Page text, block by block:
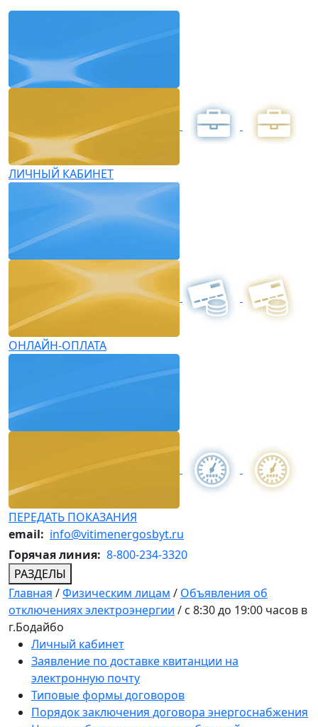
ЛИЧНЫЙ КАБИНЕТ
ОНЛАЙН-ОПЛАТА
ПЕРЕДАТЬ ПОКАЗАНИЯ
email: info@vitimenergosbyt.ru
Горячая линия: 8-800-234-3320
РАЗДЕЛЫ
Главная /Физическим лицам / Объявления об
отключениях электроэнергии / с 8:30 до 19:00 часов в
г.Бодайбо
Личный кабинет
Заявление по доставке квитанции на
электронную почту
Типовые формы договоров
Порядок заключения договора энергоснабжения